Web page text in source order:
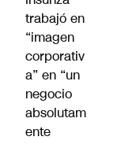
trabajó en
“imagen
corporativ
a” en “un
negocio
absolutam
ente